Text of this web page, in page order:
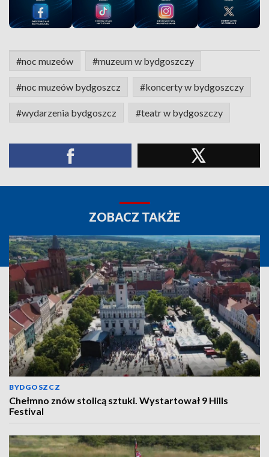
#noc muzeów #muzeum w bydgoszczy
#noc muzeów bydgoszcz #koncerty w bydgoszczy
#wydarzenia bydgoszcz #teatr w bydgoszczy
ZOBACZ TAKŻE
BYDGOSZCZ
Chełmno znów stolicą sztuki. Wystartował 9 Hills
Festival